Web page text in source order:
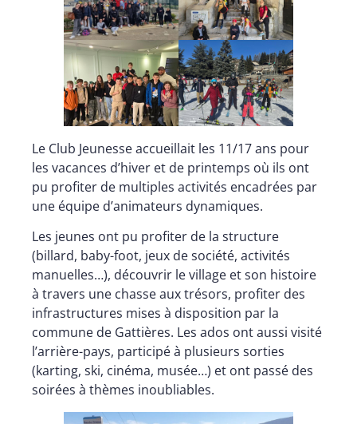
Le Club Jeunesse accueillait les 11/17 ans pour
les vacances d’hiver et de printemps où ils ont
pu profiter de multiples activités encadrées par
une équipe d’animateurs dynamiques.
Les jeunes ont pu profiter de la structure
(billard, baby-foot, jeux de société, activités
manuelles…), découvrir le village et son histoire
à travers une chasse aux trésors, profiter des
infrastructures mises à disposition par la
commune de Gattières. Les ados ont aussi visité
l’arrière-pays, participé à plusieurs sorties
(karting, ski, cinéma, musée…) et ont passé des
soirées à thèmes inoubliables.